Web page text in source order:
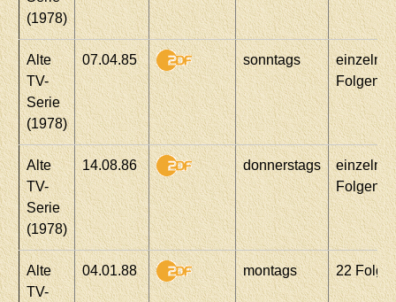
(1978)
Alte
TV-
Serie
(1978)
07.04.85 sonntags
einzelne
Folgen
Alte
TV-
Serie
(1978)
14.08.86 donnerstags
einzelne
Folgen
Alte
TV-
04.01.88 montags 22